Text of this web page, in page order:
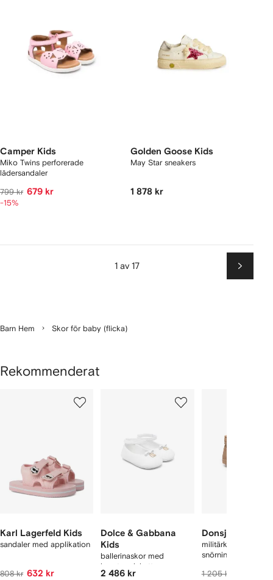
Camper Kids
Miko Twins perforerade
lädersandaler
799 kr 679 kr
-15%
Golden Goose Kids
May Star sneakers
1 878 kr
1 av 17
Nästa
Barn Hem Skor för baby (flicka)
Rekommenderat
Karl Lagerfeld Kids
sandaler med applikation
808 kr 632 kr
Dolce & Gabbana
Kids
ballerinaskor med
logotypplakett
2 486 kr
Donsje
militärkängor med
snörning
1 205 kr